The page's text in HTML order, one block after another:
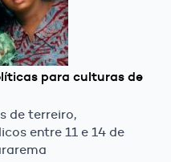
para culturas de
de terreiro,
entre 11 e 14 de